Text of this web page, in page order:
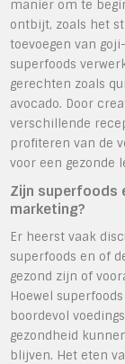
manier om te
ontbijt, zoals het
toevoegen van
superfoods
gerechten zoals
avocado. Door
verschillende
profiteren van de
voor een gezonde
Zijn superfoods
marketing?
Er heerst vaak
superfoods en of
gezond zijn of
Hoewel
boordevol
gezondheid
blijven. Het eten